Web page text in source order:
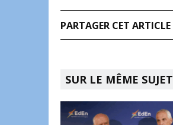
PARTAGER CET ARTICLE
SUR LE MÊME SUJET